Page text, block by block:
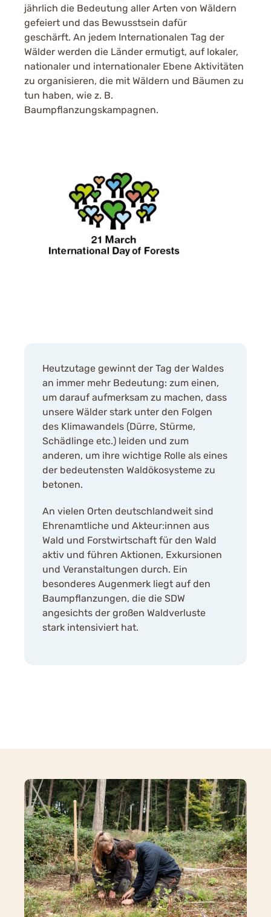
jährlich die Bedeutung aller Arten von Wäldern
gefeiert und das Bewusstsein dafür
geschärft. An jedem Internationalen Tag der
Wälder werden die Länder ermutigt, auf lokaler,
nationaler und internationaler Ebene Aktivitäten
zu organisieren, die mit Wäldern und Bäumen zu
tun haben, wie z. B.
Baumpflanzungskampagnen.
Heutzutage gewinnt der Tag der Waldes
an immer mehr Bedeutung: zum einen,
um darauf aufmerksam zu machen, dass
unsere Wälder stark unter den Folgen
des Klimawandels (Dürre, Stürme,
Schädlinge etc.) leiden und zum
anderen, um ihre wichtige Rolle als eines
der bedeutensten Waldökosysteme zu
betonen.
An vielen Orten deutschlandweit sind
Ehrenamtliche und Akteur:innen aus
Wald und Forstwirtschaft für den Wald
aktiv und führen Aktionen, Exkursionen
und Veranstaltungen durch. Ein
besonderes Augenmerk liegt auf den
Baumpflanzungen, die die SDW
angesichts der großen Waldverluste
stark intensiviert hat.
Datenschutzbestimmungen
gelesen haben.
Akzeptieren